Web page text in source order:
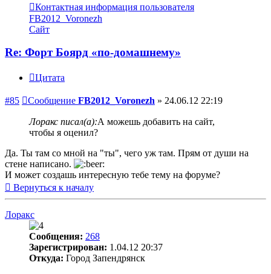
Контактная информация пользователя
FB2012_Voronezh
Сайт
Re: Форт Боярд «по-домашнему»
Цитата
#85 Сообщение FB2012_Voronezh » 24.06.12 22:19
Лоракс писал(а):А можешь добавить на сайт,
чтобы я оценил?
Да. Ты там со мной на "ты", чего уж там. Прям от души на
стене написано.
И может создашь интересную тебе тему на форуме?
Вернуться к началу
Лоракс
Сообщения: 268
Зарегистрирован: 1.04.12 20:37
Откуда: Город Запендрянск